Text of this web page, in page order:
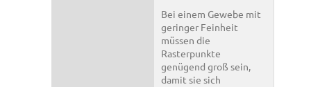
Bei einem Gewebe mit
geringer Feinheit
müssen die
Rasterpunkte
genügend groß sein,
damit sie sich